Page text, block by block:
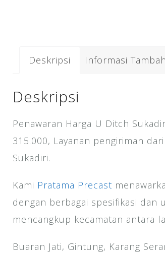
Deskripsi Informasi
Deskripsi
Penawaran Harga U Ditch
315.000, Layanan pengiriman
Sukadiri.
Kami Pratama Precast
dengan berbagai spesifikasi dan
mencangkup kecamatan antara
Buaran Jati, Gintung, Karang